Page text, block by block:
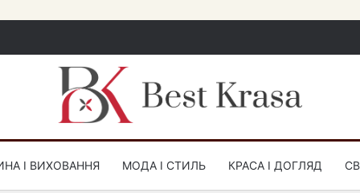
І ВИХОВАННЯ МОДА І СТИЛЬ КРАСА І ДОГЛЯД